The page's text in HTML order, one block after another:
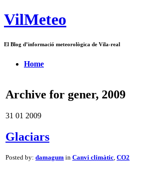
VilMeteo
El Blog d’informació meteorològica de Vila-real
Home
Archive for gener, 2009
31 01 2009
Glaciars
Posted by: damagum in Canvi climàtic, CO2